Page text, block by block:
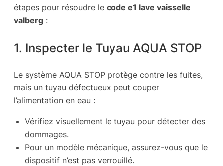
étapes pour résoudre le code e1 lave vaisselle
valberg :
1. Inspecter le Tuyau AQUA STOP
Le système AQUA STOP protège contre les fuites,
mais un tuyau défectueux peut couper
l’alimentation en eau :
Vérifiez visuellement le tuyau pour détecter des
dommages.
Pour un modèle mécanique, assurez-vous que le
dispositif n’est pas verrouillé.